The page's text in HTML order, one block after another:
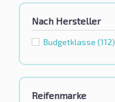
Nach Hersteller
Budgetklassе (112)
Reifenmarke